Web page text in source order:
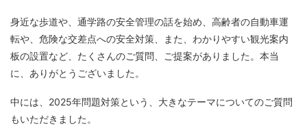
身近な歩道や、通学路の安全管理の話を始め、高齢者の自動車運
転や、危険な交差点への安全対策、また、わかりやすい観光案内
板の設置など、たくさんのご質問、ご提案がありました。本当
に、ありがとうございました。
中には、2025年問題対策という、大きなテーマについてのご質問
もいただきました。